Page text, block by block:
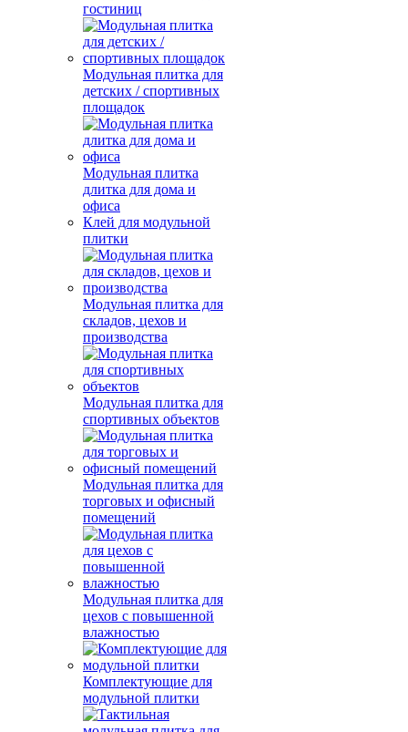
гостиниц
Модульная плитка для
детских / спортивных
площадок
Модульная плитка
длитка для дома и
офиса
Клей для модульной
плитки
Модульная плитка для
складов, цехов и
производства
Модульная плитка для
спортивных объектов
Модульная плитка для
торговых и офисный
помещений
Модульная плитка для
цехов с повышенной
влажностью
Комплектующие для
модульной плитки